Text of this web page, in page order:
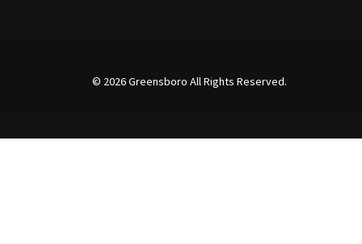
© 2026Greensboro All Rights Reserved.